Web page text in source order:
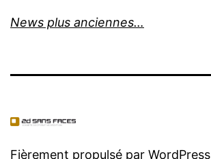
News plus anciennes…
Fièrement propulsé par WordPress